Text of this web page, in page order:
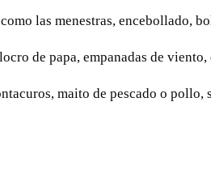
las menestras, encebollado,
de papa, empanadas de
maito de pescado o pollo,